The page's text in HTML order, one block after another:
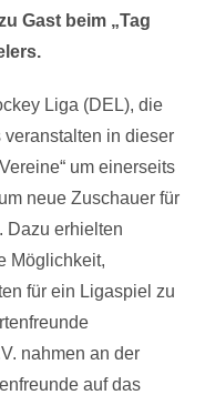
Gast beim „Tag
Liga (DEL), die
in dieser
um einerseits
neue Zuschauer für
Dazu erhielten
Möglichkeit,
für ein Ligaspiel zu
nahmen an der
auf das